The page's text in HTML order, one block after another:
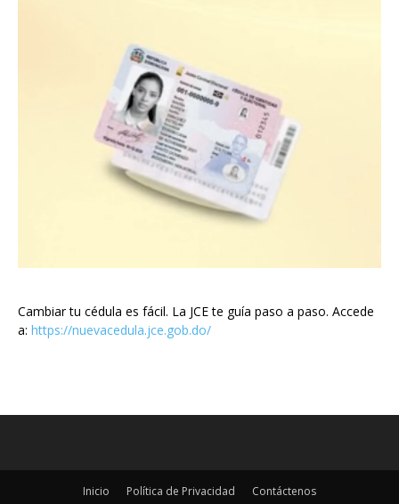
Cambiar tu cédula es fácil. La JCE te guía paso a paso. Accede
a: https://nuevacedula.jce.gob.do/
Inicio Política de Privacidad Contáctenos